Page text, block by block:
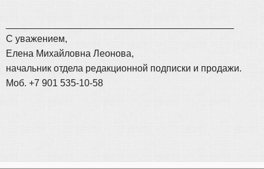
С уважением,
Елена Михайловна Леонова,
начальник отдела редакционной подписки и продажи.
Моб. +7 901 535-10-58